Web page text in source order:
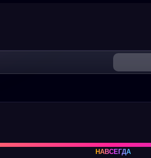
НАВСЕГДА